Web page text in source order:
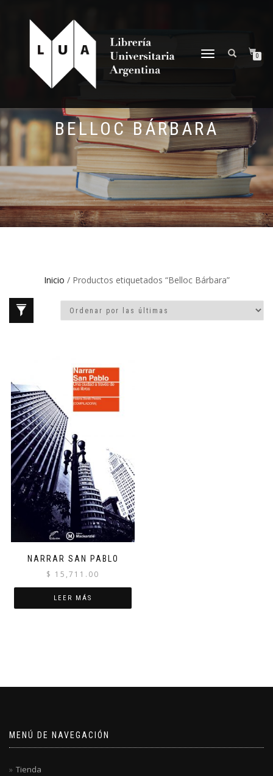
NAVEGACIÓN
0
BELLOC BÁRBARA
Inicio / Productos etiquetados “Belloc Bárbara”
NARRAR SAN PABLO
$ 15,711.00
LEER MÁS
MENÚ DE NAVEGACIÓN
Tienda